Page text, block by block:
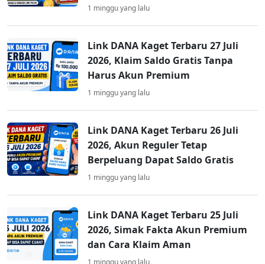
1 minggu yang lalu
Link DANA Kaget Terbaru 27 Juli
2026, Klaim Saldo Gratis Tanpa
Harus Akun Premium
1 minggu yang lalu
Link DANA Kaget Terbaru 26 Juli
2026, Akun Reguler Tetap
Berpeluang Dapat Saldo Gratis
1 minggu yang lalu
Link DANA Kaget Terbaru 25 Juli
2026, Simak Fakta Akun Premium
dan Cara Klaim Aman